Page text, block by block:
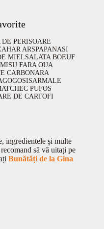
DE PERISOARE
ARSPAPANASI
MIELSALATA BOEUF
FARA OUA
CARBONARA
GOGOSISARMALE
CHEC PUFOS
DE CARTOFI
ingredientele și multe
să vă uitați pe
Bunătăți de la Gina